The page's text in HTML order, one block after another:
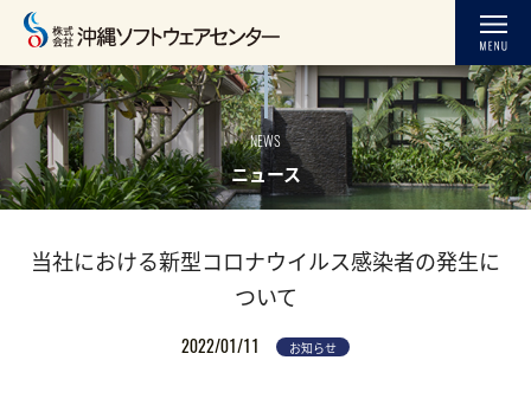
NEWS
ニュース
当社における新型コロナウイルス感染者の発生に
ついて
2022/01/11
お知らせ